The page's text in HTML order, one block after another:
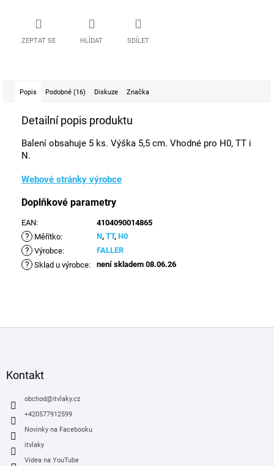
ZEPTAT SE HLÍDAT SDÍLET
Popis Podobné (16) Diskuze Značka
Detailní popis produktu
Balení obsahuje 5 ks. Výška 5,5 cm. Vhodné pro H0, TT i
N.
Webové stránky výrobce
Doplňkové parametry
EAN: 4104090014865
? Měřítko: N, TT, H0
? Výrobce: FALLER
? Sklad u výrobce: není skladem 08.06.26
Kontakt
obchod@itvlaky.cz
+420577912599
Novinky na Facebooku
itvlaky
Videa na YouTube